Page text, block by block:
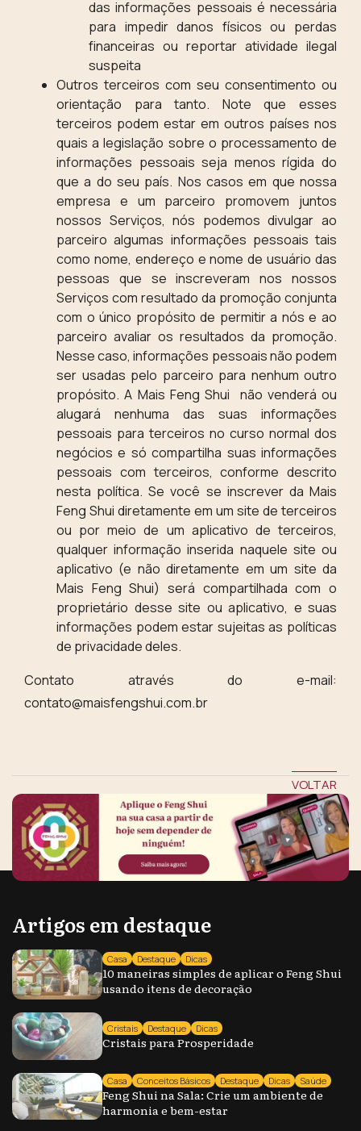
das informações pessoais é necessária
para impedir danos físicos ou perdas
financeiras ou reportar atividade ilegal
suspeita
Outros terceiros com seu consentimento ou
orientação para tanto. Note que esses
terceiros podem estar em outros países nos
quais a legislação sobre o processamento de
informações pessoais seja menos rígida do
que a do seu país. Nos casos em que nossa
empresa e um parceiro promovem juntos
nossos Serviços, nós podemos divulgar ao
parceiro algumas informações pessoais tais
como nome, endereço e nome de usuário das
pessoas que se inscreveram nos nossos
Serviços com resultado da promoção conjunta
com o único propósito de permitir a nós e ao
parceiro avaliar os resultados da promoção.
Nesse caso, informações pessoais não podem
ser usadas pelo parceiro para nenhum outro
propósito. A Mais Feng Shui não venderá ou
alugará nenhuma das suas informações
pessoais para terceiros no curso normal dos
negócios e só compartilha suas informações
pessoais com terceiros, conforme descrito
nesta política. Se você se inscrever da Mais
Feng Shui diretamente em um site de terceiros
ou por meio de um aplicativo de terceiros,
qualquer informação inserida naquele site ou
aplicativo (e não diretamente em um site da
Mais Feng Shui) será compartilhada com o
proprietário desse site ou aplicativo, e suas
informações podem estar sujeitas as políticas
de privacidade deles.
Contato através do e-mail:
contato@maisfengshui.com.br
VOLTAR
Artigos em destaque
Casa Destaque Dicas
10 maneiras simples de aplicar o Feng Shui
usando itens de decoração
Cristais Destaque Dicas
Cristais para Prosperidade
Casa Conceitos Básicos Destaque Dicas Saúde
Feng Shui na Sala: Crie um ambiente de
harmonia e bem-estar